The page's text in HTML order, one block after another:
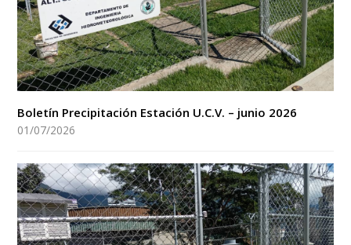
Boletín Precipitación Estación U.C.V. – junio 2026
01/07/2026